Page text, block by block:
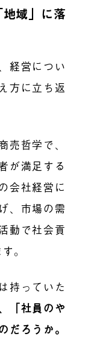
域」に落
経営につい
方に立ち返
売哲学で、
が満足する
会社経営に
、市場の需
動で社会貢
。
持っていた
「社員のや
だろうか。